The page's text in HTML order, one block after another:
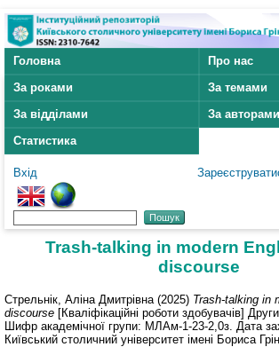
Головна
Про нас
За роками
За темами
За відділами
За авторами
Статистика
Вхід
Trash-talking in modern
discourse
Стрельнік, Аліна Дмитрівна (2025) Trash-talking in
discourse [Кваліфікаційні роботи здобувачів]
Шифр академічної групи: МЛАм-1-23-2,0з. Дата
Київський столичний університет імені Бориса